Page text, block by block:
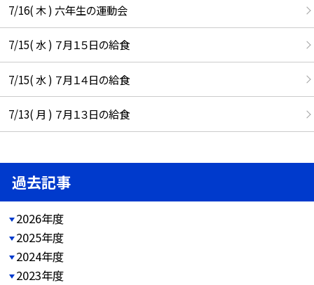
7/16( 木 ) 六年生の運動会
7/15( 水 ) ７月１５日の給食
7/15( 水 ) ７月１４日の給食
7/13( 月 ) ７月１３日の給食
過去記事
2026年度
2025年度
2024年度
2023年度